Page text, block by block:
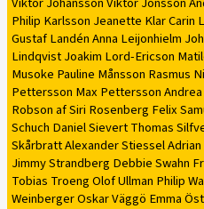
Philip Karlsson Jeanette Klar
Gustaf Landén Anna Leijonhielm
Lindqvist Joakim Lord-Ericson
Musoke Pauline Månsson Rasmus
Pettersson Max Pettersson
Robson af Siri Rosenberg Felix
Schuch Daniel Sievert Thomas
Skårbratt Alexander Stiessel
Jimmy Strandberg Debbie Swahn
Tobias Troeng Olof Ullman Philip
Weinberger Oskar Väggö Emma